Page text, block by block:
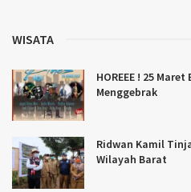
WISATA
HOREEE ! 25
Menggebrak
Ridwan Kamil
Wilayah Barat